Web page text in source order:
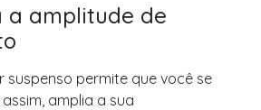
a amplitude de
suspenso permite que você se
amplia a sua